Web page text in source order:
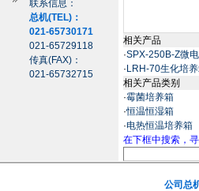
联系信息：
总机(TEL)：
021-65730171
021-65729118
传真(FAX)：
021-65732715
相关产品
·SPX-250B-Z微
· LRH-70生化培
相关产品类别
·霉菌培养箱
·恒温恒湿箱
·电热恒温培养箱
在下框中搜索，
公司总